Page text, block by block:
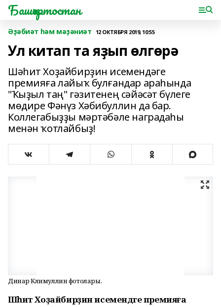
Башҡортостан
Әҙәбиәт һәм мәҙәниәт 12 ОКТЯБРЯ 2019, 10:55
Ул китап та яҙып өлгөрә
Шәһит Хоҙайбирҙин исемендәге
премияға лайыҡ булғандар араһында
"Ҡыҙыл таң" гәзитенең сәйәсәт бүлеге
мөдире Фәнүз Хәбибуллин да бар.
Коллегабыҙҙы мәртәбәле наградаһы
менән ҡотлайбыҙ!
Динар Кәлимуллин фотолары.
Шәһит Хоҙайбирҙин исемендәге премияға